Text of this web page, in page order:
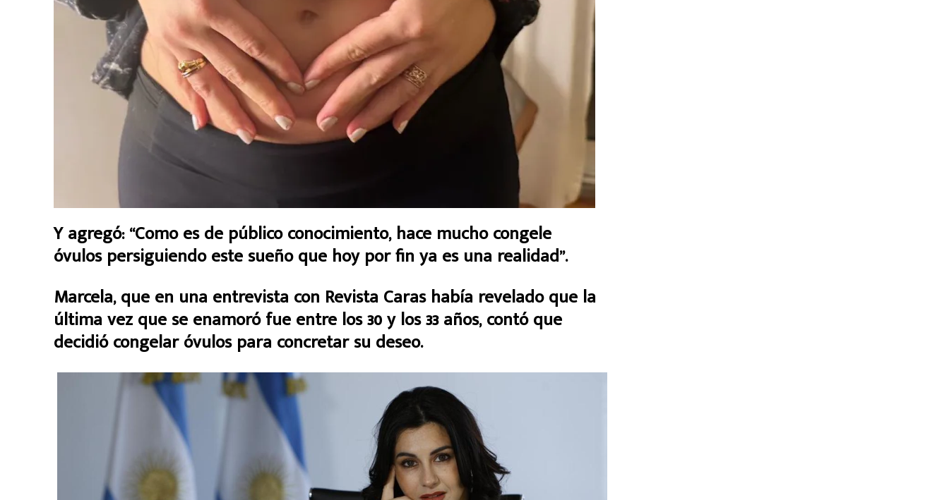
Y agregó: “Como es de público conocimiento, hace mucho congele
óvulos persiguiendo este sueño que hoy por fin ya es una realidad”.
Marcela, que en una entrevista con Revista Caras había revelado que la
última vez que se enamoró fue entre los 30 y los 33 años, contó que
decidió congelar óvulos para concretar su deseo.